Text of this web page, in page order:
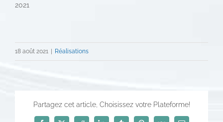
2021
18 août 2021 | Réalisations
Partagez cet article, Choisissez votre Plateforme!